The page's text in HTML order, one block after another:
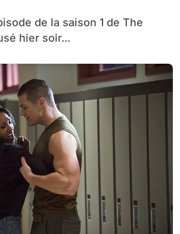
hier soir...